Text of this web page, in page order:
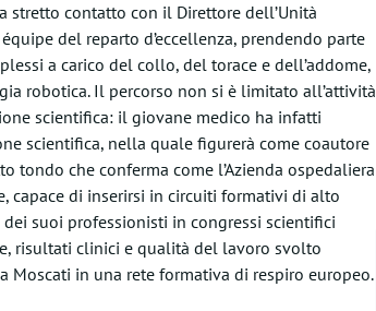
stretto contatto con il Direttore dell’Unità
del reparto d’eccellenza, prendendo parte
a carico del collo, del torace e dell’addome,
robotica. Il percorso non si è limitato all’attività
scientifica: il giovane medico ha infatti
scientifica, nella quale figurerà come coautore
tondo che conferma come l’Azienda ospedaliera
capace di inserirsi in circuiti formativi di alto
suoi professionisti in congressi scientifici
risultati clinici e qualità del lavoro svolto
Moscati in una rete formativa di respiro europeo.